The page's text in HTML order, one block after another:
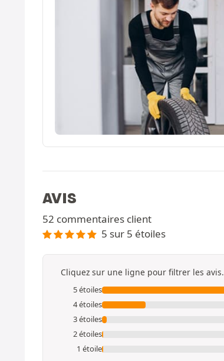
AVIS
52 commentaires client
5 sur 5 étoiles
Cliquez sur une ligne pour filtrer les avis.
5 étoiles
4 étoiles
3 étoiles
2 étoiles
1 étoile